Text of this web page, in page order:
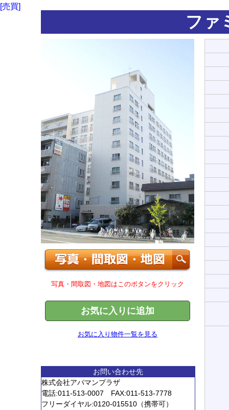
[売買]
ファ
写真・間取図・地図はこのボタンをクリック
お気に入りに追加
お気に入り物件一覧を見る
お問い合わせ先
株式会社アパマンプラザ
電話:011-513-0007 FAX:011-513-7778
フリーダイヤル:0120-015510（携帯可）